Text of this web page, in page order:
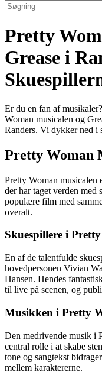
Pretty
Grease i
Er du en fan af
Woman musicalen og
Randers. Vi dykker ned i
Pretty Woman
Pretty Woman musicalen
der har taget verden med
populære film med
overalt.
Skuespillere i
En af de talentfulde
hovedpersonen Vivian
Hansen. Hendes
til live på scenen, og
Musikken i Pretty
Den medrivende musik i
central rolle i at skabe
tone og sangtekst
mellem karaktererne.